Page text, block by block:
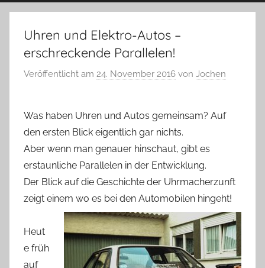
Uhren und Elektro-Autos –
erschreckende Parallelen!
Veröffentlicht am 24. November 2016 von Jochen
Was haben Uhren und Autos gemeinsam? Auf
den ersten Blick eigentlich gar nichts.
Aber wenn man genauer hinschaut, gibt es
erstaunliche Parallelen in der Entwicklung.
Der Blick auf die Geschichte der Uhrmacherzunft
zeigt einem wo es bei den Automobilen hingeht!
Heut
e früh
auf